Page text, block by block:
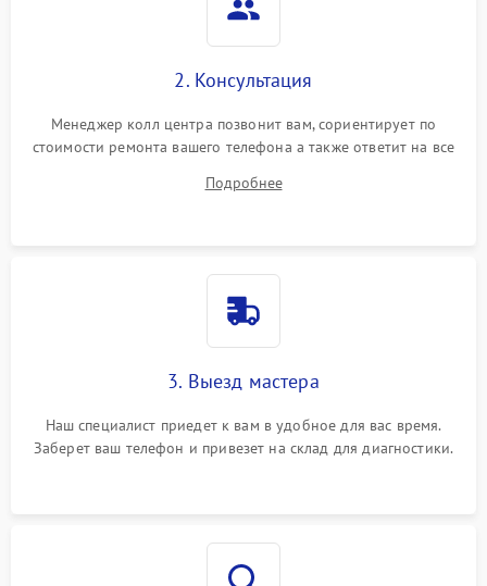
2. Консультация
Менеджер колл центра позвонит вам, сориентирует по
стоимости ремонта вашего телефона а также ответит на все
Подробнее
3. Выезд мастера
Наш специалист приедет к вам в удобное для вас время.
Заберет ваш телефон и привезет на склад для диагностики.